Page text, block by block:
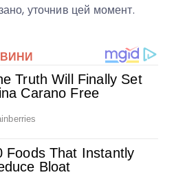
уточнив цей момент.